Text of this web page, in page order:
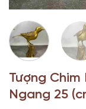
Tượng
Ngang 25